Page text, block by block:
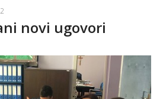
novi ugovori